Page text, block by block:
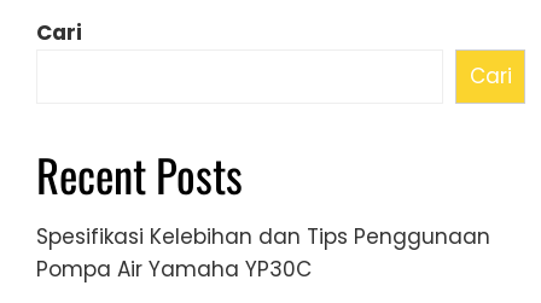
Cari
Cari
Recent Posts
Spesifikasi Kelebihan dan Tips Penggunaan
Pompa Air Yamaha YP30C